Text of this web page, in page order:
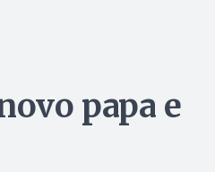
papa e